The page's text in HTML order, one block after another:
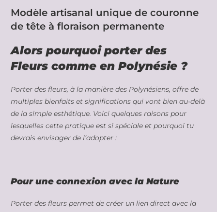
Modèle artisanal unique de couronne
de tête à floraison permanente
Alors pourquoi porter des
Fleurs comme en Polynésie ?
Porter des fleurs, à la manière des Polynésiens, offre de
multiples bienfaits et significations qui vont bien au-delà
de la simple esthétique. Voici quelques raisons pour
lesquelles cette pratique est si spéciale et pourquoi tu
devrais envisager de l’adopter :
Pour une connexion avec la Nature
Porter des fleurs permet de créer un lien direct avec la